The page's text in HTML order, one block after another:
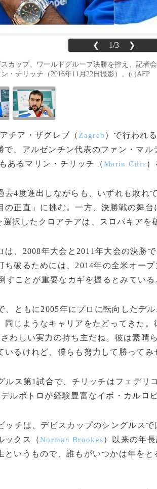
❮ 1/3 ❯
カップ、ワールドグループ決勝を控え、記者
・チリッチ（2016年11月22日撮影）。(c)AFP
チア・ザグレブ（ Zagreb ）で行われ
で、アルゼンチン代表のファン・マル
あるマリン・チリッチ（Marin Cilic
4度進出しながらも、いずれも敗れ
の正直」に挑む。一方、決勝戦の舞
選択したクロアチアは、スロバキアを
、2008年大会と2011年大会の決勝
ち破るためには、2014年の全米オープ
すことが重要なカギを握るとみている
ともに2005年にプロに転向したデ
同じようなキャリアをたどってきた
わしい実力の持ち主だね。彼は素晴
いるけれど、僕らも努力して勝ってみ
ス第1試合で、チリッチはフェデリ
ルポトロが経験豊富なイボ・カルロ
チは、デビスカップのシングルスで
ックス（Norman Brookes）以来の年
というもので、誰もがいつかは年を